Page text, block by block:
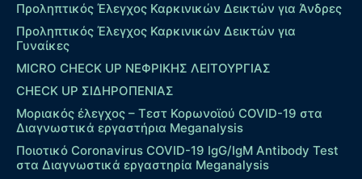
Προληπτικός Έλεγχος Καρκινικών Δεικτών για Άνδρες
Προληπτικός Έλεγχος Καρκινικών Δεικτών για
Γυναίκες
MICRO CHECK UP ΝΕΦΡΙΚΗΣ ΛΕΙΤΟΥΡΓΙΑΣ
CHECK UP ΣΙΔΗΡΟΠΕΝΙΑΣ
Μοριακός έλεγχος – Τεστ Κορωνοϊού COVID-19 στα
Διαγνωστικά εργαστήρια Meganalysis
Ποιοτικό Coronavirus COVID-19 IgG/IgM Antibody Test
στα Διαγνωστικά εργαστηρία Meganalysis